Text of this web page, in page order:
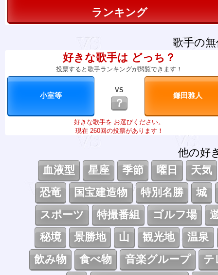
ランキング
歌手の
好きな歌手は どっち？
投票すると歌手ランキングが閲覧できます！
VS
？
好きな歌手を お選びください。
現在 260回の投票があります！
他の好
血液型
星座 季節 曜日
天気
恐竜
国宝建造物 特別名勝
城
スポーツ
特撮番組 ゴルフ場
秘境
景勝地 山 観光地
温泉
飲み物
食べ物 音楽グループ
テ